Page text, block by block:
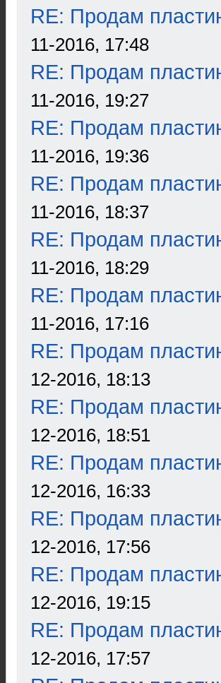
RE: Продам
11-2016, 17:48
RE: Продам
11-2016, 19:27
RE: Продам
11-2016, 19:36
RE: Продам
11-2016, 18:37
RE: Продам
11-2016, 18:29
RE: Продам
11-2016, 17:16
RE: Продам
12-2016, 18:13
RE: Продам
12-2016, 18:51
RE: Продам
12-2016, 16:33
RE: Продам
12-2016, 17:56
RE: Продам
12-2016, 19:15
RE: Продам
12-2016, 17:57